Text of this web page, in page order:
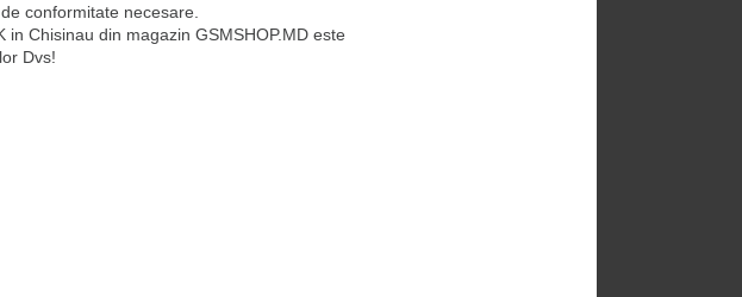
conformitate necesare.
in Chisinau din magazin GSMSHOP.MD este
Dvs!